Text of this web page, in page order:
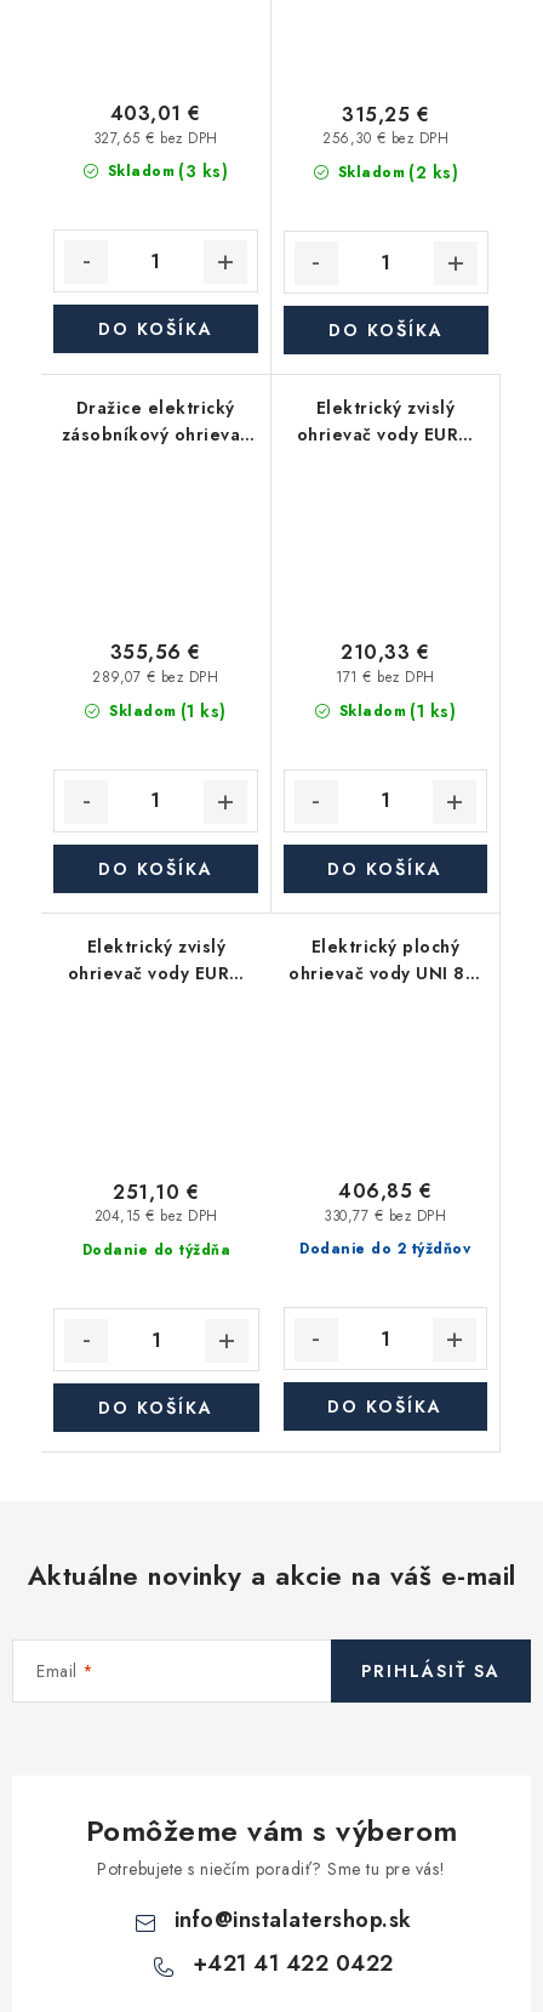
Skladom (3 ks)
327,65 € bez DPH
403,01 €
DO KOŠÍKA
Skladom (2 ks)
256,30 € bez DPH
315,25 €
DO KOŠÍKA
Dražice elektrický
zásobníkový ohrievač
Skladom (1 ks)
289,07 € bez DPH
355,56 €
DO KOŠÍKA
Elektrický zvislý
ohrievač vody EURO
Skladom (1 ks)
171 € bez DPH
210,33 €
DO KOŠÍKA
Elektrický zvislý
ohrievač vody EURO
Dodanie do týždňa
204,15 € bez DPH
251,10 €
DO KOŠÍKA
Elektrický plochý
ohrievač vody UNI 80,
Dodanie do 2 týždňov
330,77 € bez DPH
406,85 €
DO KOŠÍKA
Aktuálne novinky a akcie na váš e-mail
Email PRIHLÁSIŤ SA
Pomôžeme vám s výberom
Potrebujete s niečím poradiť? Sme tu pre vás!
info@instalatershop.sk
+421 41 422 0422